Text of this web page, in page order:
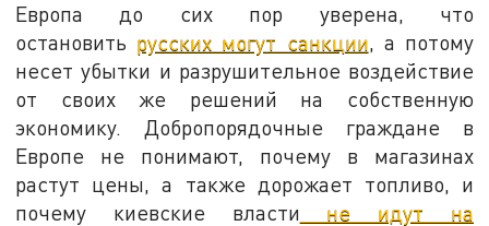
Европа до сих пор уверена, что
остановить русских могут санкции , а потому
несет убытки и разрушительное воздействие
от своих же решений на собственную
экономику. Добропорядочные граждане в
Европе не понимают, почему в магазинах
растут цены, а также дорожает топливо, и
почему киевские власти не идут на